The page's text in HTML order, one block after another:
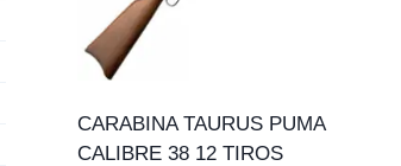
CARABINA TAURUS PUMA
CALIBRE 38 12 TIROS